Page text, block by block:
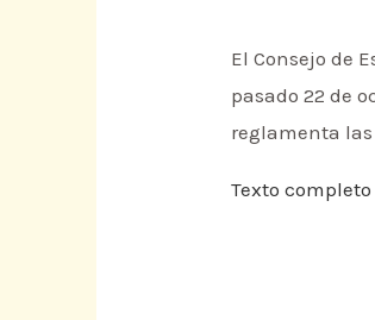
El Consejo de
pasado 22 de
reglamenta
Texto completo